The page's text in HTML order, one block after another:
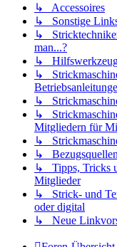
↳ Accessoires
↳ Sonstige
↳
man...?
↳
↳
↳
↳
Mitgliedern für
↳
↳ Bezugsquellen
↳ Tipps, Tricks
Mitglieder
↳ Strick- und
oder digital
↳ Neue